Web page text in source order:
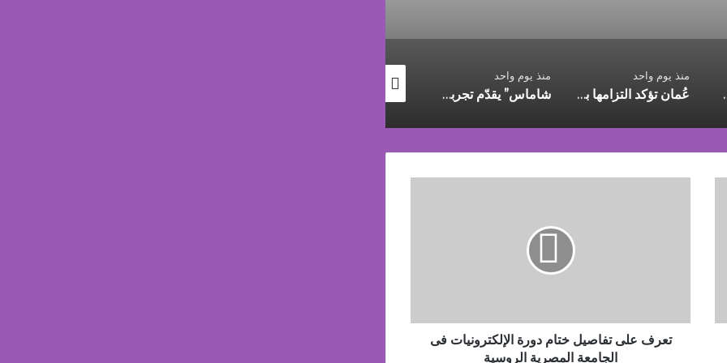
منذ يوم واحد
عُمان تؤكد التزامها بدعم اتفاقيَّة الأُمم المُتَّحدة الإطاريَّة بشأن تغيُّر المناخ
منذ يوم واحد
شاماس” يقدّم تجربة مسائية راقية مع قائمة جديدة مستوحاة من النكهات البرازيلية
منذ يوم واحد
المصرية
الروسيةتعرف على تفاصيل ختام دورة الإلكترونيات فى
الجامعة المصرية الروسية